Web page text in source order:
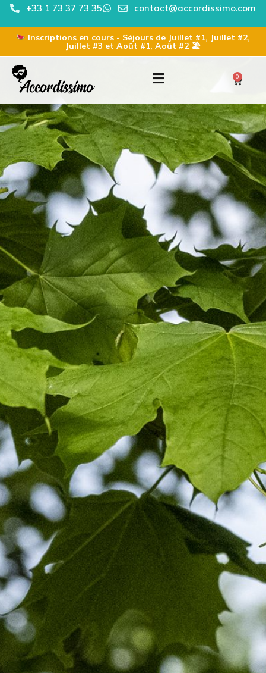
+33 1 73 37 73 35 contact@accordissimo.com
Inscriptions en cours - Séjours de Juillet #1, Juillet #2,
Juillet #3 et Août #1, Août #2 🏖
0